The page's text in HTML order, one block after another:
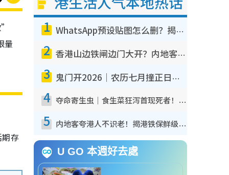
量
存
1 WhatsApp预设贴图怎么删？揭秘1招“反向操作”还原简洁界面 附3步实测教程
2 香港山边铁闸边门大开？内地客困惑意义何在！网友神回复：这种叫法理性防御
3 鬼门开2026｜农历七月撞正日全食特别邪？专家警告切忌做一事！揭4大禁忌+2招保平安
4 夺命寄生虫｜食生菜狂泻首现死者！疫潮恶化录1.8万宗病例 揭洗菜3大谬误
5 内地客夸港人不识老！揭港铁保鲜级冷气 港人求放过：别投诉
U GO 本週好去處